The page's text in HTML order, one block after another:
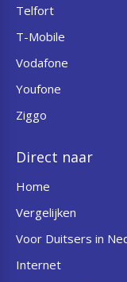
Telfort
T-Mobile
Vodafone
Youfone
Ziggo
Direct naar
Home
Vergelijken
Voor Duitsers in
Internet